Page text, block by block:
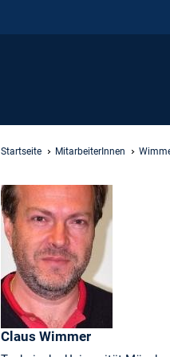
Startseite MitarbeiterInnen
Claus Wimmer